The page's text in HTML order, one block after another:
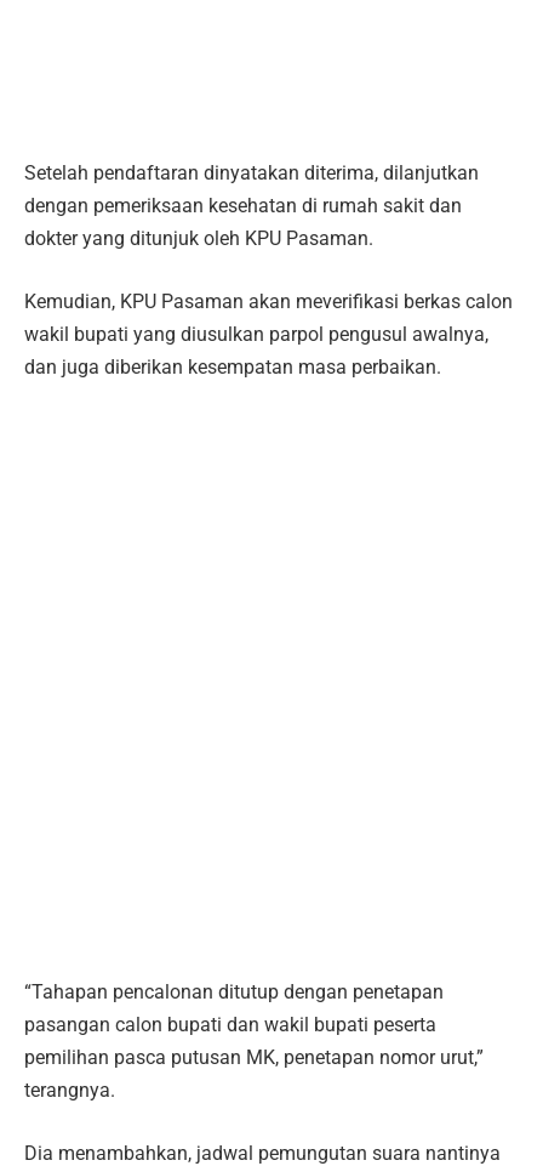
Setelah pendaftaran dinyatakan diterima, dilanjutkan
dengan pemeriksaan kesehatan di rumah sakit dan
dokter yang ditunjuk oleh KPU Pasaman.
Kemudian, KPU Pasaman akan meverifikasi berkas calon
wakil bupati yang diusulkan parpol pengusul awalnya,
dan juga diberikan kesempatan masa perbaikan.
“Tahapan pencalonan ditutup dengan penetapan
pasangan calon bupati dan wakil bupati peserta
pemilihan pasca putusan MK, penetapan nomor urut,”
terangnya.
Dia menambahkan, jadwal pemungutan suara nantinya